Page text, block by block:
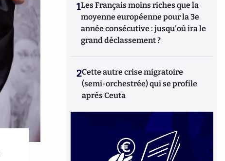
1Les Français moins riches que la
moyenne européenne pour la 3e
année consécutive : jusqu'où ira le
grand déclassement ?
2Cette autre crise migratoire
(semi-orchestrée) qui se profile
après Ceuta